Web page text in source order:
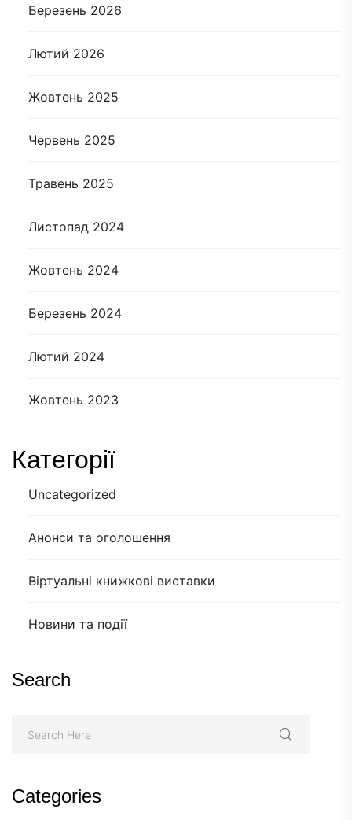
Березень 2026
Лютий 2026
Жовтень 2025
Червень 2025
Травень 2025
Листопад 2024
Жовтень 2024
Березень 2024
Лютий 2024
Жовтень 2023
Категорії
Uncategorized
Анонси та оголошення
Віртуальні книжкові виставки
Новини та події
Search
Categories